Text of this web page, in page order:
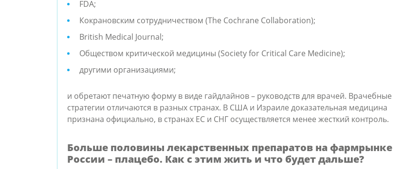
FDA;
Кокрановским сотрудничеством (The Cochrane Collaboration);
British Medical Journal;
Обществом критической медицины (Society for Critical Care Medicine);
другими организациями;
и обретают печатную форму в виде гайдлайнов – руководств для врачей. Врачебные
стратегии отличаются в разных странах. В США и Израиле доказательная медицина
признана официально, в странах ЕС и СНГ осуществляется менее жесткий контроль.
Больше половины лекарственных препаратов на фармрынке
России – плацебо. Как с этим жить и что будет дальше?